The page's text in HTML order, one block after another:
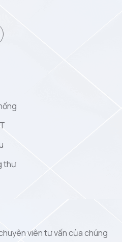
thư
viên tư vấn của chúng